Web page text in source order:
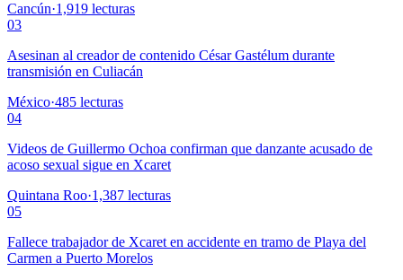
Cancún·1,919 lecturas
03
Asesinan al creador de contenido César Gastélum durante
transmisión en Culiacán
México·485 lecturas
04
Videos de Guillermo Ochoa confirman que danzante acusado de
acoso sexual sigue en Xcaret
Quintana Roo·1,387 lecturas
05
Fallece trabajador de Xcaret en accidente en tramo de Playa del
Carmen a Puerto Morelos